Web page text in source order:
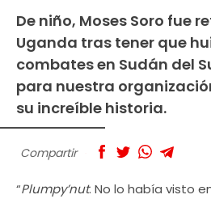
De niño, Moses Soro fue
Uganda tras tener que
combates en Sudán del
para nuestra
su increíble historia.
Compartir
“Plumpy’nut. No lo había visto